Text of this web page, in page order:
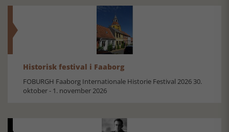
Historisk festival i Faaborg
FOBURGH Faaborg Internationale Historie Festival 2026 30.
oktober - 1. november 2026